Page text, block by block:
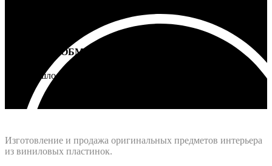
ВОЗВРАТ И ОБМЕН
Не подошло - вернем деньги
Изготовление и продажа оригинальных предметов интерьера
из виниловых пластинок.